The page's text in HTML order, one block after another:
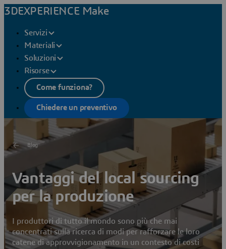
3DEXPERIENCE Make
Servizi
Materiali
Soluzioni
Risorse
Come funziona?
Chiedere un preventivo
Blog
Vantaggi del local sourcing
per la produzione
I produttori di tutto il mondo sono più che mai
concentrati sulla ricerca di modi per rafforzare le loro
catene di approvvigionamento in un contesto di costi